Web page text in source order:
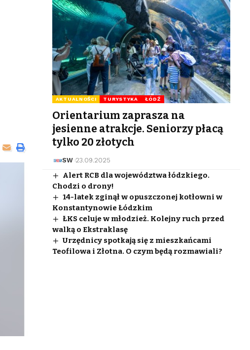
AKTUALNOŚCI TURYSTYKA ŁÓDŹ
Orientarium zaprasza na
jesienne atrakcje. Seniorzy płacą
tylko 20 złotych
SW 23.09.2025
Alert RCB dla województwa łódzkiego.
Chodzi o drony!
14-latek zginął w opuszczonej kotłowni w
Konstantynowie Łódzkim
ŁKS celuje w młodzież. Kolejny ruch przed
walką o Ekstraklasę
Urzędnicy spotkają się z mieszkańcami
Teofilowa i Złotna. O czym będą rozmawiali?